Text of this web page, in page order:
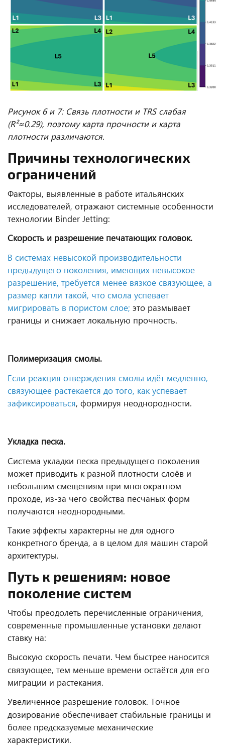
Рисунок 6 и 7: Связь плотности и TRS слабая
(R²≈0.29), поэтому карта прочности и карта
плотности различаются.
Причины технологических
ограничений
Факторы, выявленные в работе итальянских
исследователей, отражают системные особенности
технологии Binder Jetting:
Скорость и разрешение печатающих головок.
В системах невысокой производительности
предыдущего поколения, имеющих невысокое
разрешение, требуется менее вязкое связующее, а
размер капли такой, что смола успевает
мигрировать в пористом слое; это размывает
границы и снижает локальную прочность.
Полимеризация смолы.
Если реакция отверждения смолы идёт медленно,
связующее растекается до того, как успевает
зафиксироваться, формируя неоднородности.
Укладка песка.
Система укладки песка предыдущего поколения
может приводить к разной плотности слоёв и
небольшим смещениям при многократном
проходе, из-за чего свойства песчаных форм
получаются неоднородными.
Такие эффекты характерны не для одного
конкретного бренда, а в целом для машин старой
архитектуры.
Путь к решениям: новое
поколение систем
Чтобы преодолеть перечисленные ограничения,
современные промышленные установки делают
ставку на:
Высокую скорость печати. Чем быстрее наносится
связующее, тем меньше времени остаётся для его
миграции и растекания.
Увеличенное разрешение головок. Точное
дозирование обеспечивает стабильные границы и
более предсказуемые механические
характеристики.